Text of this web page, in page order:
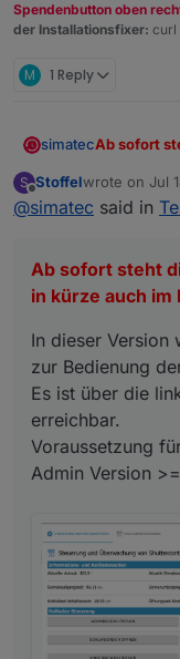
Spendenbutton oben
der Installationsfixer: curl
M 1 Reply
simatecAb sofort
In dieser
Bedienung
Version >=
S
Offline
Stoffelwrote on Jul
last edited by
@simatec said in
Ab sofort steht
in kürze auch
In dieser Version
zur Bedienung
Es ist über die
erreichbar.
Voraussetzung
Admin Version